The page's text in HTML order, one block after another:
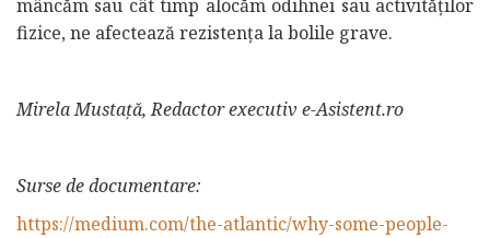
mâncăm sau cât timp alocăm odihnei sau activităților
fizice, ne afectează rezistența la bolile grave.
Mirela Mustață, Redactor executiv e-Asistent.ro
Surse de documentare:
https://medium.com/the-atlantic/why-some-people-